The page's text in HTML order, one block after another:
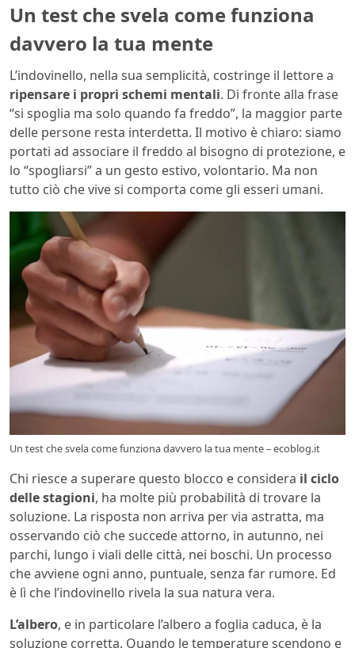
Un test che svela come funziona
davvero la tua mente
L’indovinello, nella sua semplicità, costringe il lettore a
ripensare i propri schemi mentali. Di fronte alla frase
“si spoglia ma solo quando fa freddo”, la maggior parte
delle persone resta interdetta. Il motivo è chiaro: siamo
portati ad associare il freddo al bisogno di protezione, e
lo “spogliarsi” a un gesto estivo, volontario. Ma non
tutto ciò che vive si comporta come gli esseri umani.
Un test che svela come funziona davvero la tua mente – ecoblog.it
Chi riesce a superare questo blocco e considera il ciclo
delle stagioni, ha molte più probabilità di trovare la
soluzione. La risposta non arriva per via astratta, ma
osservando ciò che succede attorno, in autunno, nei
parchi, lungo i viali delle città, nei boschi. Un processo
che avviene ogni anno, puntuale, senza far rumore. Ed
è lì che l’indovinello rivela la sua natura vera.
L’albero, e in particolare l’albero a foglia caduca, è la
soluzione corretta. Quando le temperature scendono e